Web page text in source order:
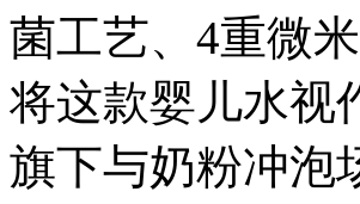
菌工艺、4重微
将这款婴儿水视
旗下与奶粉冲泡